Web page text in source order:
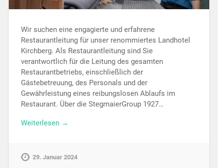
Wir suchen eine engagierte und erfahrene
Restaurantleitung für unser renommiertes Landhotel
Kirchberg. Als Restaurantleitung sind Sie
verantwortlich für die Leitung des gesamten
Restaurantbetriebs, einschließlich der
Gästebetreuung, des Personals und der
Gewährleistung eines reibungslosen Ablaufs im
Restaurant. Über die StegmaierGroup 1927…
Weiterlesen →
29. Januar 2024